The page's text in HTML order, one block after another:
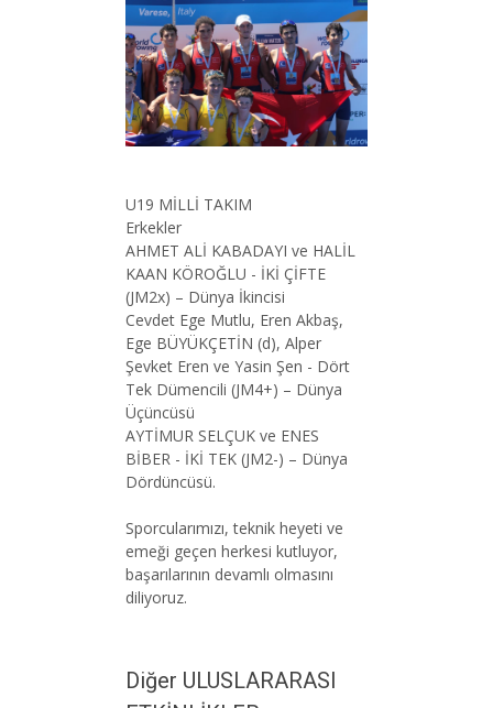
U19 MİLLİ TAKIM
Erkekler
AHMET ALİ KABADAYI ve HALİL
KAAN KÖROĞLU - İKİ ÇİFTE
(JM2x) – Dünya İkincisi
Cevdet Ege Mutlu, Eren Akbaş,
Ege BÜYÜKÇETİN (d), Alper
Şevket Eren ve Yasin Şen - Dört
Tek Dümencili (JM4+) – Dünya
Üçüncüsü
AYTİMUR SELÇUK ve ENES
BİBER - İKİ TEK (JM2-) – Dünya
Dördüncüsü.
Sporcularımızı, teknik heyeti ve
emeği geçen herkesi kutluyor,
başarılarının devamlı olmasını
diliyoruz.
Diğer ULUSLARARASI